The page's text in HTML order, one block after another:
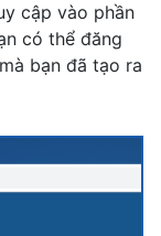
cập vào phần
có thể đăng
mà bạn đã tạo ra